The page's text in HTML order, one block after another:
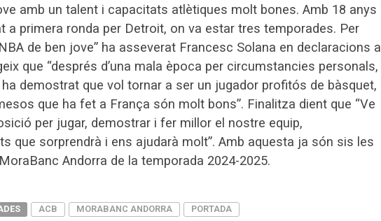
amb un talent i capacitats atlètiques molt bones. Amb 18 anys
a primera ronda per Detroit, on va estar tres temporades. Per
de ben jove” ha asseverat Francesc Solana en declaracions al
que “després d’una mala època per circumstancies personals,
demostrat que vol tornar a ser un jugador profitós de bàsquet,
que ha fet a França són molt bons”. Finalitza dient que “Ve
per jugar, demostrar i fer millor el nostre equip,
que sorprendrà i ens ajudarà molt”. Amb aquesta ja són sis les
Andorra de la temporada 2024-2025.
ACB MORABANC ANDORRA PORTADA